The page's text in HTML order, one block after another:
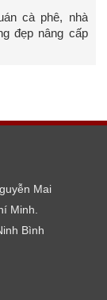
cà phê, nhà
đẹp nâng cấp
Mai
Minh.
Bình